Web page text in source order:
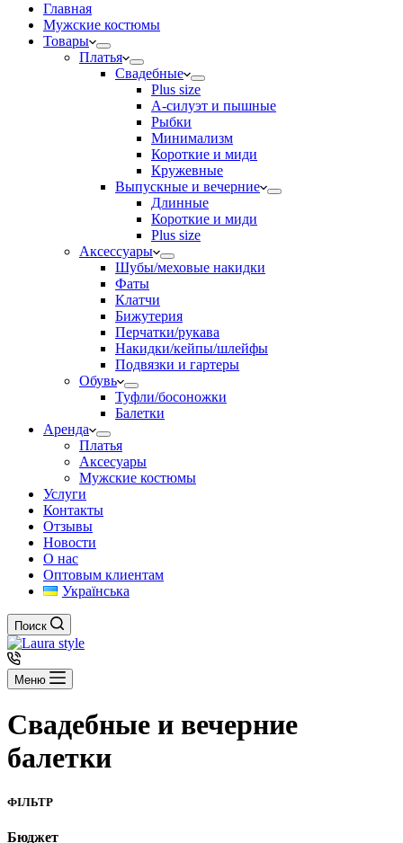
Главная
Мужские костюмы
Товары
Платья
Свадебные
Plus size
А-силуэт и пышные
Рыбки
Минимализм
Короткие и миди
Кружевные
Выпускные и вечерние
Длинные
Короткие и миди
Plus size
Аксессуары
Шубы/меховые накидки
Фаты
Клатчи
Бижутерия
Перчатки/рукава
Накидки/кейпы/шлейфы
Подвязки и гартеры
Обувь
Туфли/босоножки
Балетки
Аренда
Платья
Аксесуары
Мужские костюмы
Услуги
Контакты
Отзывы
Новости
О нас
Оптовым клиентам
Українська
Поиск
Меню
Свадебные и вечерние
балетки
ФІЛЬТР
Бюджет